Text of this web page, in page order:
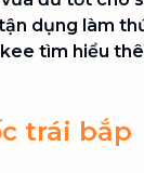
dụng làm
tìm hiểu
trái bắp